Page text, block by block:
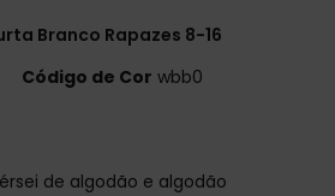
Branco Rapazes 8-16
Código de Cor wbb0
de algodão e algodão